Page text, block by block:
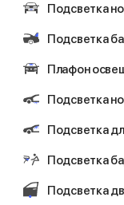
Подсветка
Подсветка
Плафон
Подсветка
Подсветка
Подсветка
Подсветка